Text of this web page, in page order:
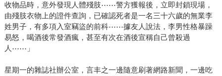
收物品時，意外發現人體殘肢⋯⋯警方獲報後，立即封鎖現場，
由殘肢衣物上的證件查詢，已確認死者是一名三十六歲的無業李
姓男子，有多項入室竊盜的前科⋯⋯據友人說法，李男性格暴躁
易怒，喝酒後常發酒瘋，甚至有次在酒後宣稱自己曾殺過
人⋯⋯」
星期一的雜誌社辦公室，言丰之一邊隨意刷著網路新聞，一邊吃